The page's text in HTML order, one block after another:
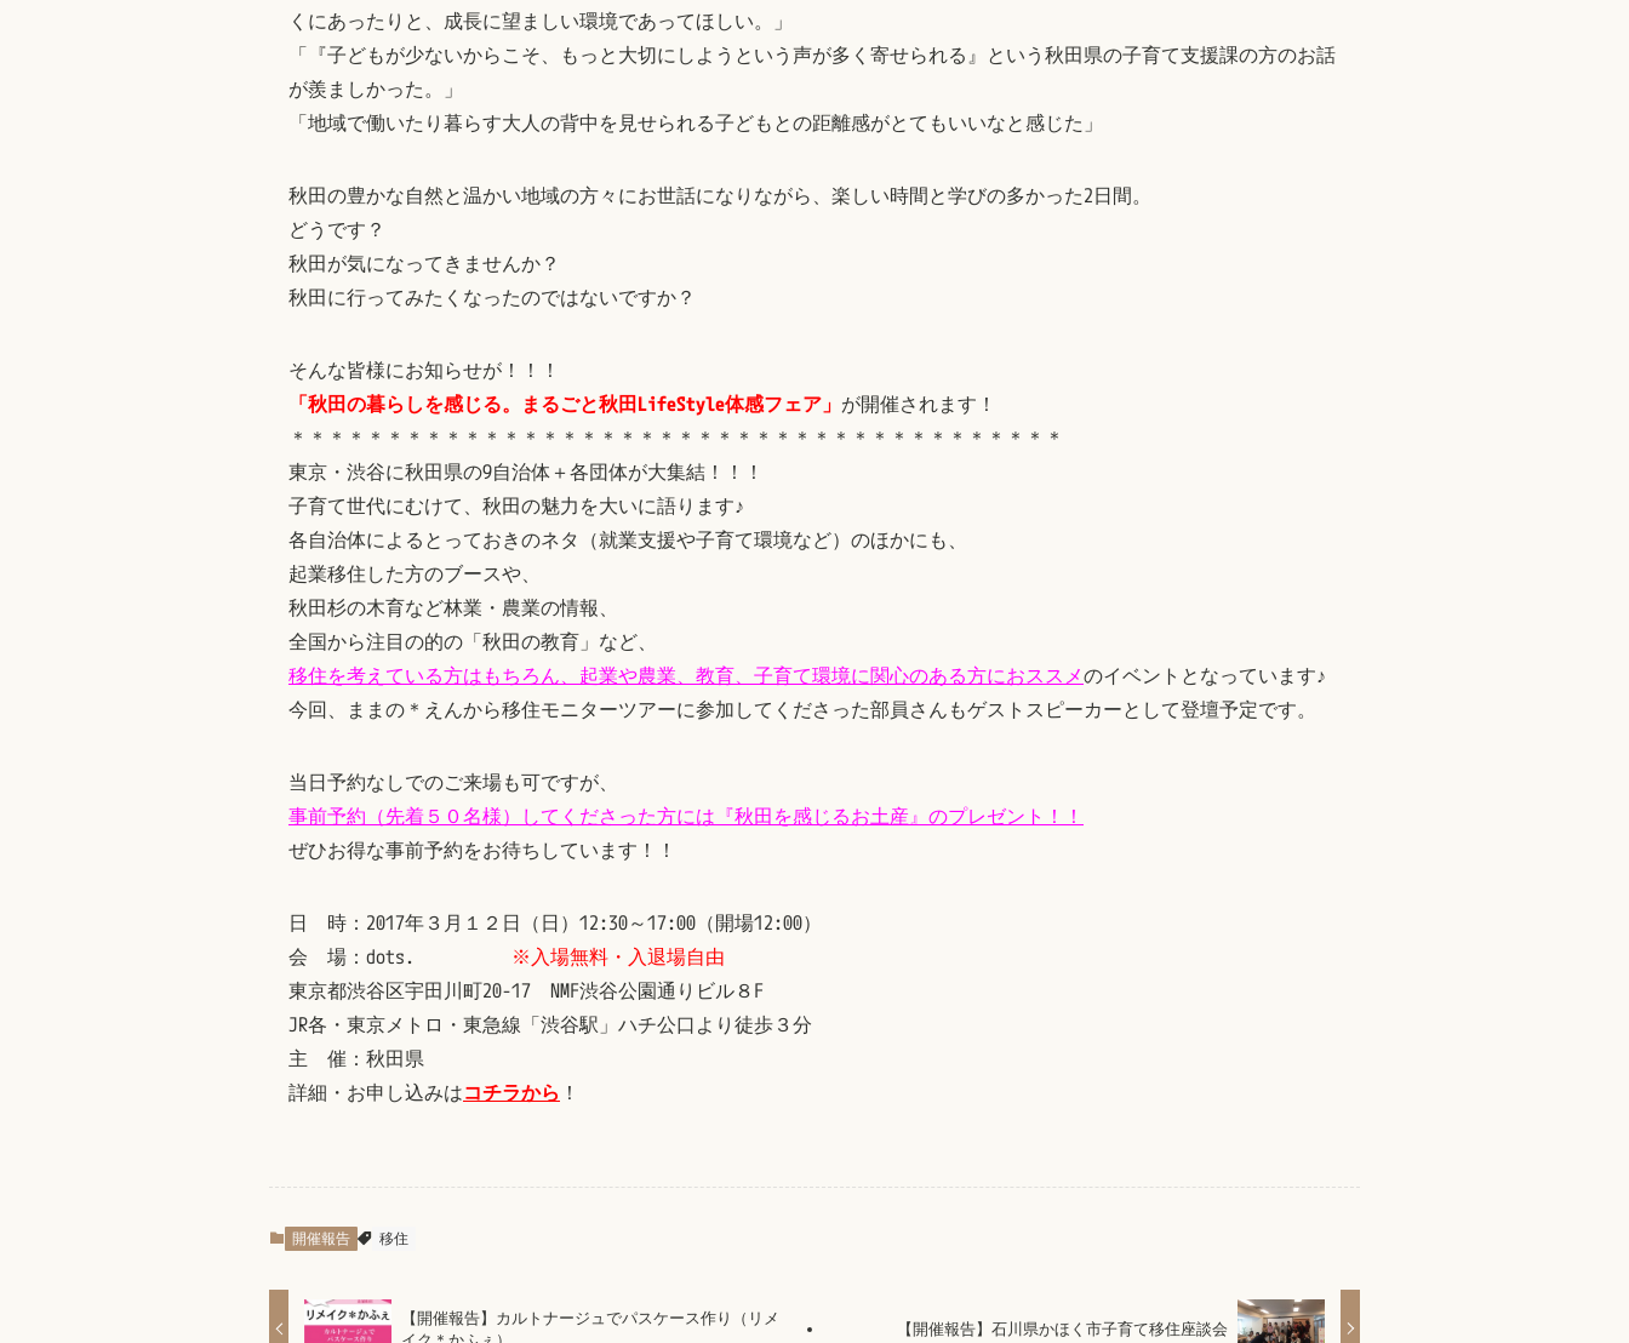
くにあったりと、成長に望ましい環境であってほしい。」
「『子どもが少ないからこそ、もっと大切にしようという声が多く寄せられる』という秋田県の子育て支援課の方のお話
が羨ましかった。」
「地域で働いたり暮らす大人の背中を見せられる子どもとの距離感がとてもいいなと感じた」
秋田の豊かな自然と温かい地域の方々にお世話になりながら、楽しい時間と学びの多かった2日間。
どうです？
秋田が気になってきませんか？
秋田に行ってみたくなったのではないですか？
そんな皆様にお知らせが！！！
「秋田の暮らしを感じる。まるごと秋田LifeStyle体感フェア」 が開催されます！
＊＊＊＊＊＊＊＊＊＊＊＊＊＊＊＊＊＊＊＊＊＊＊＊＊＊＊＊＊＊＊＊＊＊＊＊＊＊＊＊
東京・渋谷に秋田県の9自治体＋各団体が大集結！！！
子育て世代にむけて、秋田の魅力を大いに語ります♪
各自治体によるとっておきのネタ（就業支援や子育て環境など）のほかにも、
起業移住した方のブースや、
秋田杉の木育など林業・農業の情報、
全国から注目の的の「秋田の教育」など、
移住を考えている方はもちろん、起業や農業、教育、子育て環境に関心のある方におススメのイベントとなっています♪
今回、ままの＊えんから移住モニターツアーに参加してくださった部員さんもゲストスピーカーとして登壇予定です。
当日予約なしでのご来場も可ですが、
事前予約（先着５０名様）してくださった方には『秋田を感じるお土産』のプレゼント！！
ぜひお得な事前予約をお待ちしています！！
日 時：2017年３月１２日（日）12:30～17:00（開場12:00）
会 場：dots. ※入場無料・入退場自由
東京都渋谷区宇田川町20-17 NMF渋谷公園通りビル８F
JR各・東京メトロ・東急線「渋谷駅」ハチ公口より徒歩３分
主 催：秋田県
詳細・お申し込みはコチラから ！
開催報告 移住
【開催報告】カルトナージュでパスケース作り（リメ
イク＊かふぇ）
【開催報告】石川県かほく市子育て移住座談会